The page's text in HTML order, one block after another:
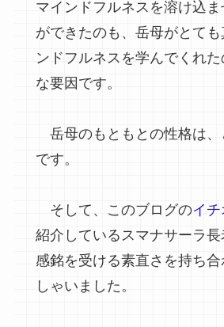
マインドフルネスを溶け込
ができたのも、岳母がとても
ンドフルネスを学んでくれた
な要因です。
岳母のもともとの性格は、
です。
そして、このブログのイチ
紹介しているスマナサーラ
感銘を受ける素直さを持ち
しゃいました。